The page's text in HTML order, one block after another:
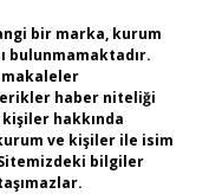
bir marka, kurum
bulunmamaktadır.
makaleler
haber niteliği
hakkında
ve kişiler ile isim
bilgiler